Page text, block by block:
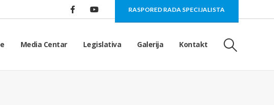
RASPORED RADA SPECIJALISTA
Media Centar Legislativa Galerija Kontakt